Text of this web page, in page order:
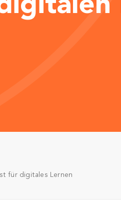
für digitales Lernen